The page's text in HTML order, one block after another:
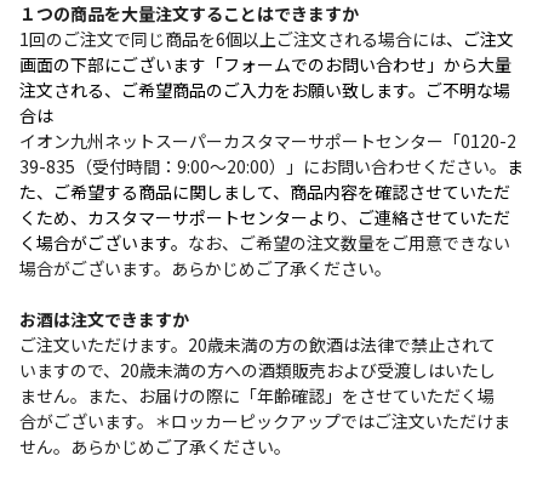
１つの商品を大量注文することはできますか
1回のご注文で同じ商品を6個以上ご注文される場合には、ご注文
画面の下部にございます「フォームでのお問い合わせ」から大量
注文される、ご希望商品のご入力をお願い致します。ご不明な場
合は
イオン九州ネットスーパーカスタマーサポートセンター「0120-2
39-835（受付時間：9:00～20:00）」にお問い合わせください。 ま
た、ご希望する商品に関しまして、商品内容を確認させていただ
くため、カスタマーサポートセンターより、 ご連絡させていただ
く場合がございます。 なお、ご希望の注文数量をご用意できない
場合がございます。あらかじめご了承ください。
お酒は注文できますか
ご注文いただけます。20歳未満の方の飲酒は法律で禁止されて
いますので、20歳未満の方への酒類販売および受渡しはいたし
ません。また、お届けの際に「年齢確認」をさせていただく場
合がございます。＊ロッカーピックアップではご注文いただけま
せん。あらかじめご了承ください。